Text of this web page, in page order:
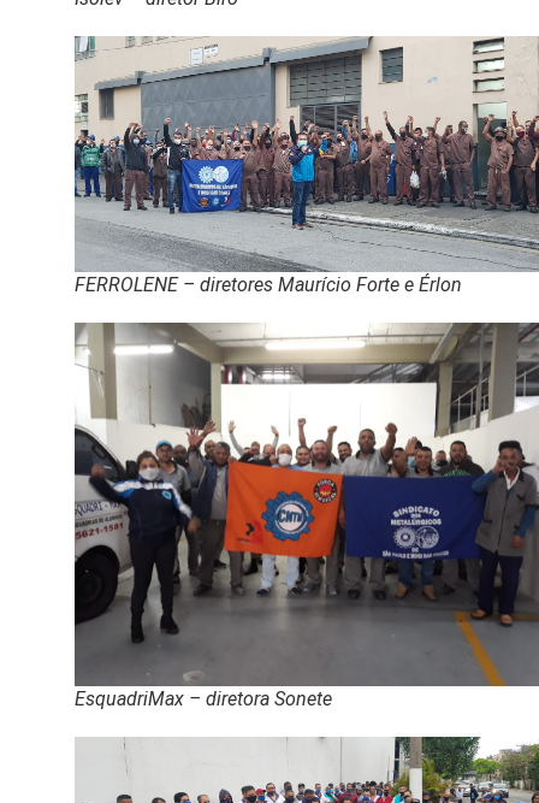
FERROLENE – diretores Maurício Forte e Érlon
EsquadriMax – diretora Sonete